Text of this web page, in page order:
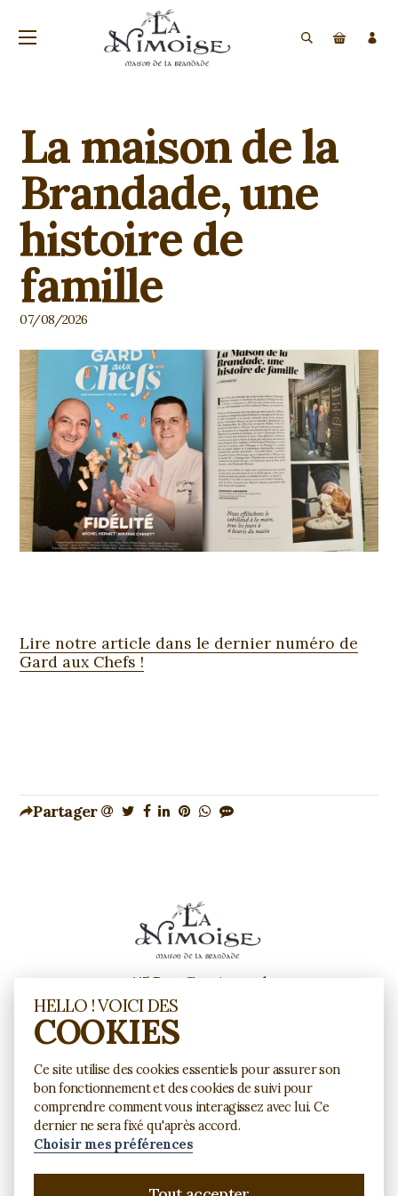
La maison de la
Brandade, une
histoire de
famille
07/08/2026
Lire notre article dans le dernier numéro de
Gard aux Chefs !
Partager
115 Rue Guy Arnaud
30900 Nîmes
Contactez-nous
Tel.04 34 28 67 43
Copyright © 2026 Brandade La Nimoise
HELLO ! VOICI DES
COOKIES
Ce site utilise des cookies essentiels pour assurer son
bon fonctionnement et des cookies de suivi pour
comprendre comment vous interagissez avec lui. Ce
dernier ne sera fixé qu'après accord.
Choisir mes préférences